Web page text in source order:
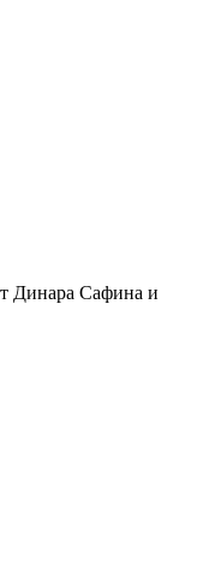
Динара Сафина и